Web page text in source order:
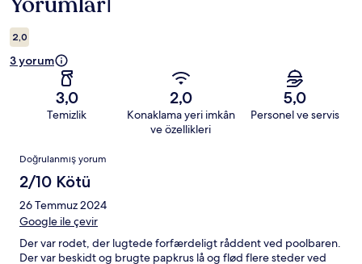
2,0
3 yorum
3,0
Temizlik
2,0
Konaklama yeri imkân
ve özellikleri
5,0
Personel ve servis
Yorumlar
Doğrulanmış yorum
2/10 Kötü
26 Temmuz 2024
Google ile çevir
Der var rodet, der lugtede forfærdeligt råddent ved poolbaren.
Der var beskidt og brugte papkrus lå og flød flere steder ved